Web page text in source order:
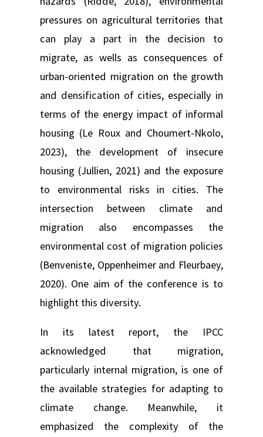
pressures on agricultural territories that
can play a part in the decision to
migrate, as wells as consequences of
urban-oriented migration on the growth
and densification of cities, especially in
terms of the energy impact of informal
housing (Le Roux and Choumert-Nkolo,
2023), the development of insecure
housing (Jullien, 2021) and the exposure
to environmental risks in cities. The
intersection between climate and
migration also encompasses the
environmental cost of migration policies
(Benveniste, Oppenheimer and Fleurbaey,
2020). One aim of the conference is to
highlight this diversity.
In its latest report, the IPCC
acknowledged that migration,
particularly internal migration, is one of
the available strategies for adapting to
climate change. Meanwhile, it
emphasized the complexity of the